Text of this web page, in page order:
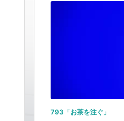
793「お茶を注ぐ」